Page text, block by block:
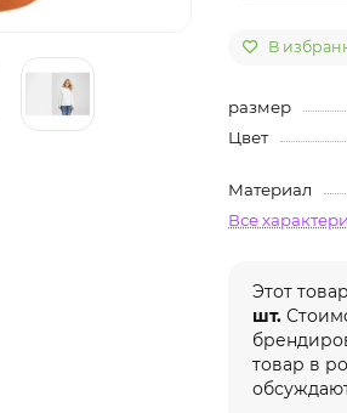
В
размер
Цвет
Материал
Все
Этот
шт.
товар в